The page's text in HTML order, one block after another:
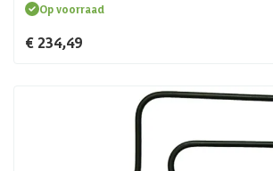
Op voorraad
€ 234,49